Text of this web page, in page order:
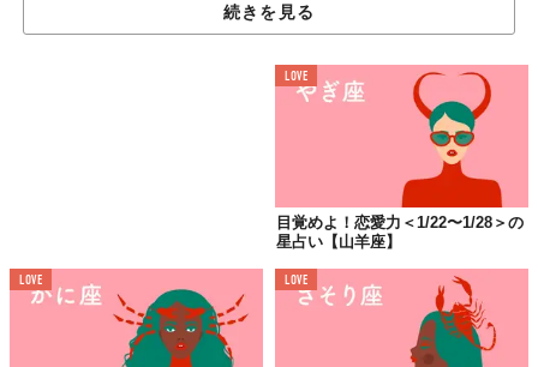
識、マイルールを「え、みんなそうだよね？」と思い込んでいる
から。「みんな違って、みんないい」という概念をもてば、もっ
人を否定せず、嫌わず、みんなwelcome！ ってやると、ヘンな人
が寄ってきたらどうしようって思うかもしれないけど、結局ね、
自分に合う人が残るだけだから安心してオープンマインドでいて
くださいね。そういうふうに振る舞えば、どうすれば愛される人
続きを見る
LOVE
目覚めよ！恋愛力＜1/22〜1/28＞の
星占い【山羊座】
LOVE LOVE